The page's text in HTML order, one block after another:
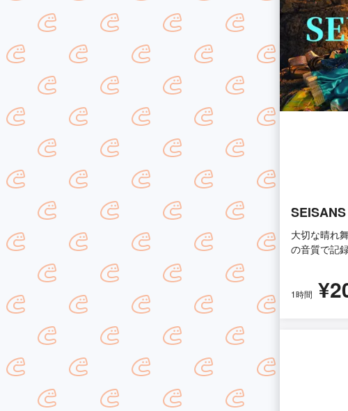
SEISANS
大切な晴れ
の音質で記
1時間